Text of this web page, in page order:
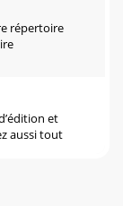
répertoire
et
aussi tout